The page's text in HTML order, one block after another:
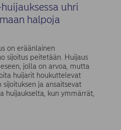
uhri
halpoja
on eräänlainen
sijoitus peitetään. Huijaus
jolla on arvoa, mutta
huijarit houkuttelevat
ja ansaitsevat
huijaukselta, kun ymmärrät,